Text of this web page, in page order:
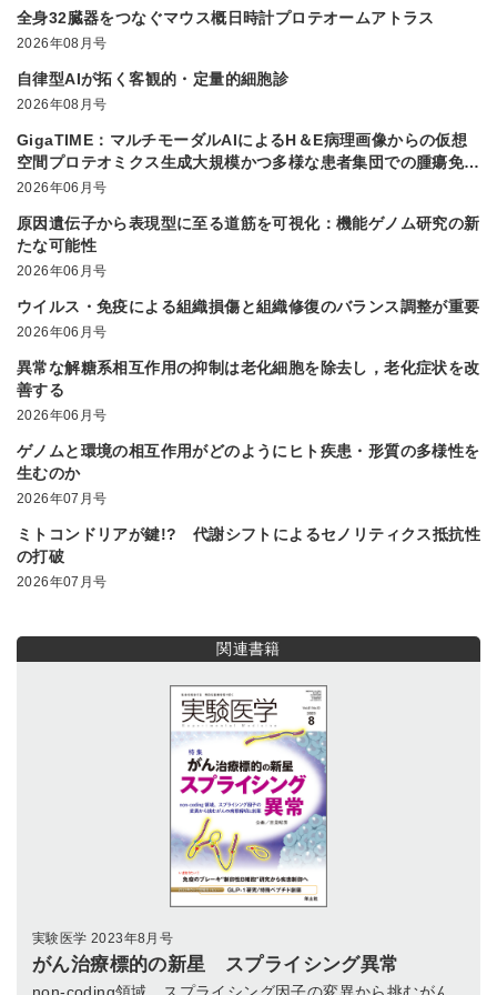
全身32臓器をつなぐマウス概日時計プロテオームアトラス
2026年08月号
自律型AIが拓く客観的・定量的細胞診
2026年08月号
GigaTIME：マルチモーダルAIによるH＆E病理画像からの仮想
空間プロテオミクス生成大規模かつ多様な患者集団での腫瘍免疫
微小環境解析を実現
2026年06月号
原因遺伝子から表現型に至る道筋を可視化：機能ゲノム研究の新
たな可能性
2026年06月号
ウイルス・免疫による組織損傷と組織修復のバランス調整が重要
2026年06月号
異常な解糖系相互作用の抑制は老化細胞を除去し，老化症状を改
善する
2026年06月号
ゲノムと環境の相互作用がどのようにヒト疾患・形質の多様性を
生むのか
2026年07月号
ミトコンドリアが鍵!? 代謝シフトによるセノリティクス抵抗性
の打破
2026年07月号
関連書籍
実験医学 2023年8月号
がん治療標的の新星 スプライシング異常
non-coding領域、スプライシング因子の変異から挑むがん